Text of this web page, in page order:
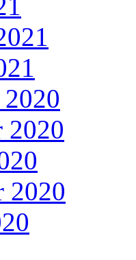
2020
2020